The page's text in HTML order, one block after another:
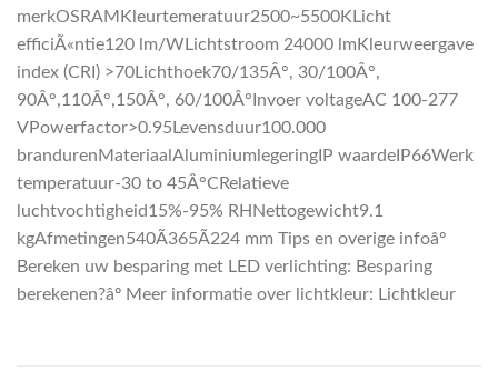
merkOSRAMKleurtemeratuur2500~5500KLicht
efficiÃ«ntie120 lm/WLichtstroom 24000 lmKleurweergave
index (CRI) >70Lichthoek70/135Â°, 30/100Â°,
90Â°,110Â°,150Â°, 60/100Â°Invoer voltageAC 100-277
VPowerfactor>0.95Levensduur100.000
brandurenMateriaalAluminiumlegeringIP waardeIP66Werk
temperatuur-30 to 45Â°CRelatieve
luchtvochtigheid15%-95% RHNettogewicht9.1
kgAfmetingen540Ã365Ã224 mm Tips en overige infoâº
Bereken uw besparing met LED verlichting: Besparing
berekenen?âº Meer informatie over lichtkleur: Lichtkleur